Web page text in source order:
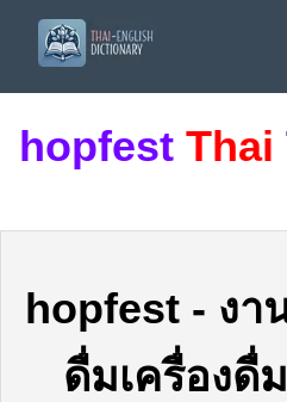
hopfest Thai
hopfest- งา
ดื่มเครื่องดื่